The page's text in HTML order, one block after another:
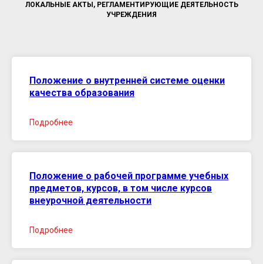
ЛОКАЛЬНЫЕ АКТЫ, РЕГЛАМЕНТИРУЮЩИЕ ДЕЯТЕЛЬНОСТЬ
УЧРЕЖДЕНИЯ
Положение о внутренней системе оценки
качества образования
Подробнее
Положение о рабочей программе учебных
предметов, курсов, в том числе курсов
внеурочной деятельности
Подробнее